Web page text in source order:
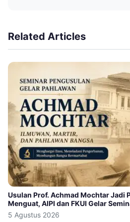
Related Articles
Usulan Prof. Achmad Mochtar Jadi
Menguat, AIPI dan FKUI Gelar
5 Agustus 2026